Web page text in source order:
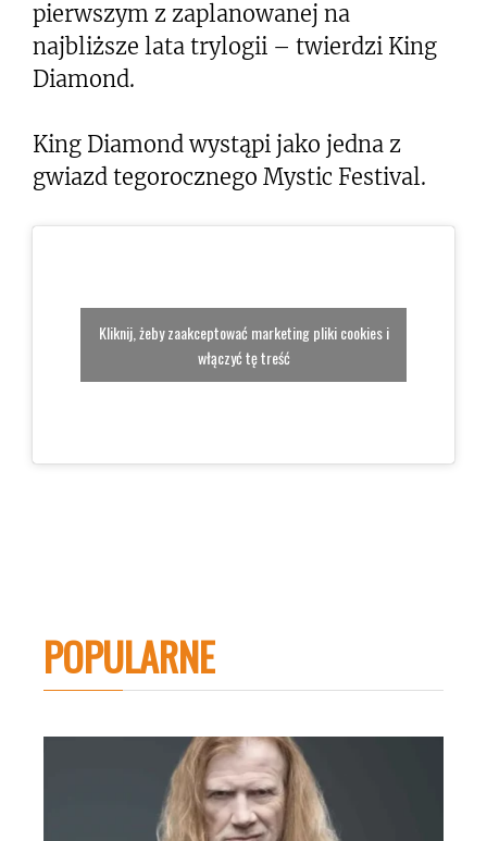
pierwszym z zaplanowanej na
najbliższe lata trylogii – twierdzi King
Diamond.
King Diamond wystąpi jako jedna z
gwiazd tegorocznego Mystic Festival.
Kliknij, żeby zaakceptować marketing pliki cookies i
włączyć tę treść
POPULARNE